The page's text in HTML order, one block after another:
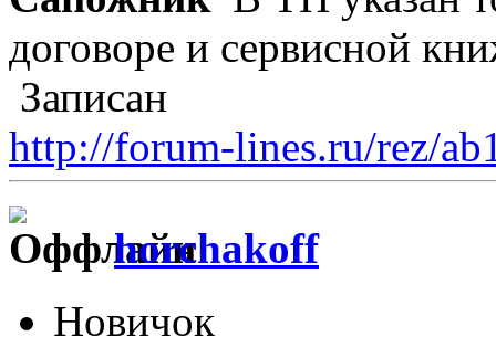
договоре и сервисной
Записан
http://forum-lines.ru/rez/
horchakoff
Новичок